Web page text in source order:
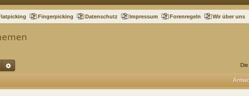
Fingerpicking Datenschutz Impressum Forenregeln Wir über uns
Erweiterte Suche